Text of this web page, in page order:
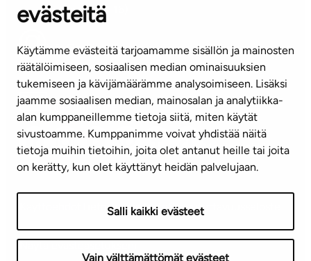
evästeitä
Käytämme evästeitä tarjoamamme sisällön ja mainosten
räätälöimiseen, sosiaalisen median ominaisuuksien
tukemiseen ja kävijämäärämme analysoimiseen. Lisäksi
jaamme sosiaalisen median, mainosalan ja analytiikka-
alan kumppaneillemme tietoja siitä, miten käytät
sivustoamme. Kumppanimme voivat yhdistää näitä
tietoja muihin tietoihin, joita olet antanut heille tai joita
on kerätty, kun olet käyttänyt heidän palvelujaan.
Salli kaikki evästeet
Vain välttämättömät evästeet
(arkisin klo 8-16)
info@ta.fi
Tilaa uutiskirje
Mediapankki
TietosuojaselosteSaavutettavuusseloste